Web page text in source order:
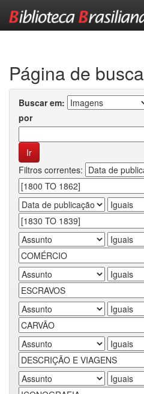
Página de busca
Buscar em:
por
Filtros correntes: